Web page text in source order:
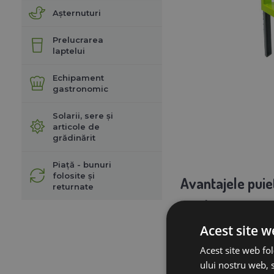
Așternuturi
Prelucrarea
laptelui
Echipament
gastronomic
Solarii, sere și
articole de
grădinărit
Piață - bunuri
folosite și
returnate
Avantajele
stare perfectă
Înălțime
Acest site
Acest site web
ului nostru web,